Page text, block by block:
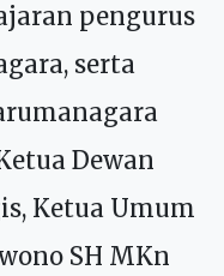
pengurus
serta
Dewan
Ketua Umum
SH MKn